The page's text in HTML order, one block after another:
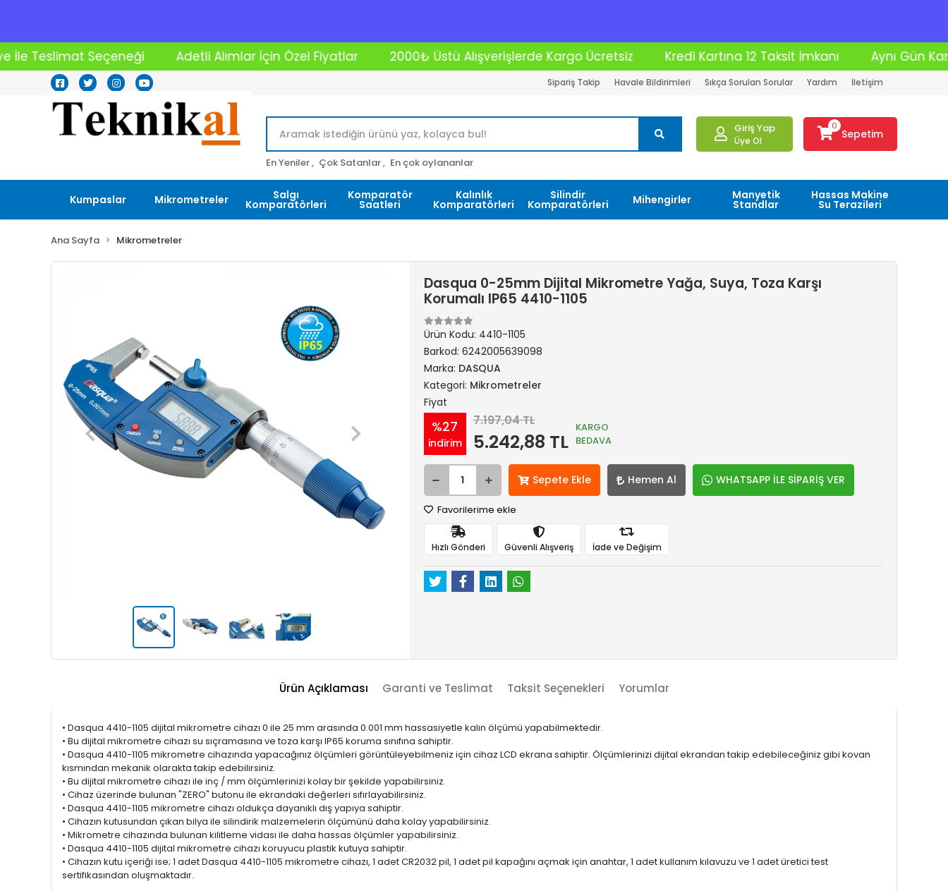
Adetli Alımlar İçin Özel Fiyatlar 2000₺ Üstü Alışverişlerde Kargo Ücretsiz Kredi Kartına 12 Taksit İmkanı Aynı Gün Kargo Moto Kurye
Sipariş Takip Havale Bildirimleri Sıkça Sorulan Sorular Yardım İletişim
En Yeniler , Çok Satanlar , En çok oylananlar
Giriş Yap
Üye Ol
0
Sepetim
Kumpaslar Mikrometreler Salgı
Komparatörleri
Komparatör
Saatleri
Kalınlık
Komparatörleri
Silindir
Komparatörleri Mihengirler Manyetik
Standlar
Hassas Makine
Su Terazileri
Ana Sayfa Mikrometreler
Dasqua 0-25mm Dijital Mikrometre Yağa, Suya, Toza Karşı
Korumalı IP65 4410-1105
Ürün Kodu: 4410-1105
Barkod: 6242005639098
Marka: DASQUA
Kategori: Mikrometreler
Fiyat
%27
indirim
7.197,04 TL
5.242,88 TL
KARGO
BEDAVA
Sepete Ekle Hemen Al WHATSAPP İLE SİPARİŞ VER
Favorilerime ekle
Hızlı Gönderi Güvenli Alışveriş İade ve Değişim
Ürün Açıklaması Garanti ve Teslimat Taksit Seçenekleri Yorumlar
• Dasqua 4410-1105 dijital mikrometre cihazı 0 ile 25 mm arasında 0.001 mm hassasiyetle kalın ölçümü yapabilmektedir.
• Bu dijital mikrometre cihazı su sıçramasına ve toza karşı IP65 koruma sınıfına sahiptir.
• Dasqua 4410-1105 mikrometre cihazında yapacağınız ölçümleri görüntüleyebilmeniz için cihaz LCD ekrana sahiptir. Ölçümlerinizi dijital ekrandan takip edebileceğiniz gibi kovan
kısmından mekanik olarakta takip edebilirsiniz.
• Bu dijital mikrometre cihazı ile inç / mm ölçümlerinizi kolay bir şekilde yapabilirsiniz.
• Cihaz üzerinde bulunan "ZERO" butonu ile ekrandaki değerleri sıfırlayabilirsiniz.
• Dasqua 4410-1105 mikrometre cihazı oldukça dayanıklı dış yapıya sahiptir.
• Cihazın kutusundan çıkan bilya ile silindirik malzemelerin ölçümünü daha kolay yapabilirsiniz.
• Mikrometre cihazında bulunan kilitleme vidası ile daha hassas ölçümler yapabilirsiniz.
• Dasqua 4410-1105 dijital mikrometre cihazı koruyucu plastik kutuya sahiptir.
• Cihazın kutu içeriği ise; 1 adet Dasqua 4410-1105 mikrometre cihazı, 1 adet CR2032 pil, 1 adet pil kapağını açmak için anahtar, 1 adet kullanım kılavuzu ve 1 adet üretici test
sertifikasından oluşmaktadır.